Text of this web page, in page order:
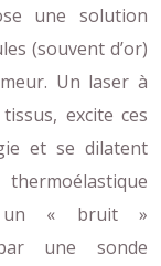
une solution
(souvent d’or)
Un laser à
excite ces
et se dilatent
un « bruit »
une sonde